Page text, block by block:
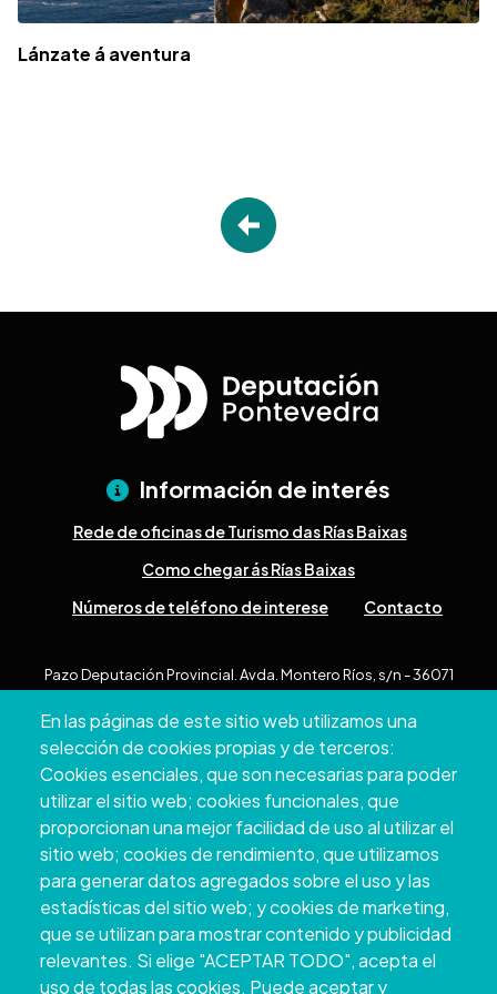
Lánzate á aventura
En las páginas de este sitio web utilizamos una
selección de cookies propias y de terceros:
Cookies esenciales, que son necesarias para poder
utilizar el sitio web; cookies funcionales, que
proporcionan una mejor facilidad de uso al utilizar el
sitio web; cookies de rendimiento, que utilizamos
para generar datos agregados sobre el uso y las
estadísticas del sitio web; y cookies de marketing,
que se utilizan para mostrar contenido y publicidad
relevantes. Si elige "ACEPTAR TODO", acepta el
uso de todas las cookies. Puede aceptar y
Información de interés
Rede de oficinas de Turismo das Rías Baixas
Como chegar ás Rías Baixas
Números de teléfono de interese
Contacto
Pazo Deputación Provincial. Avda. Montero Ríos, s/n - 36071
+34 986 804 100 | +34 986 804 124